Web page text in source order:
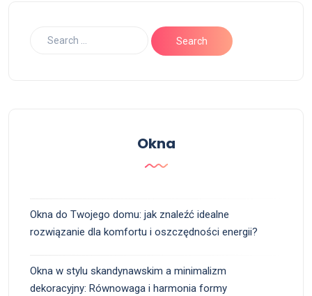
Okna
Okna do Twojego domu: jak znaleźć idealne
rozwiązanie dla komfortu i oszczędności energii?
Okna w stylu skandynawskim a minimalizm
dekoracyjny: Równowaga i harmonia formy